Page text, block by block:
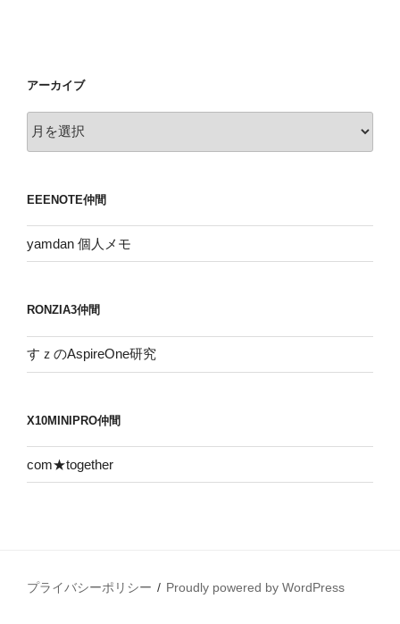
アーカイブ
ー
ブ
EEENOTE仲間
yamdan 個人メモ
RONZIA3仲間
すｚのAspireOne研究
X10MINIPRO仲間
com★together
プライバシーポリシー Proudly powered by WordPress